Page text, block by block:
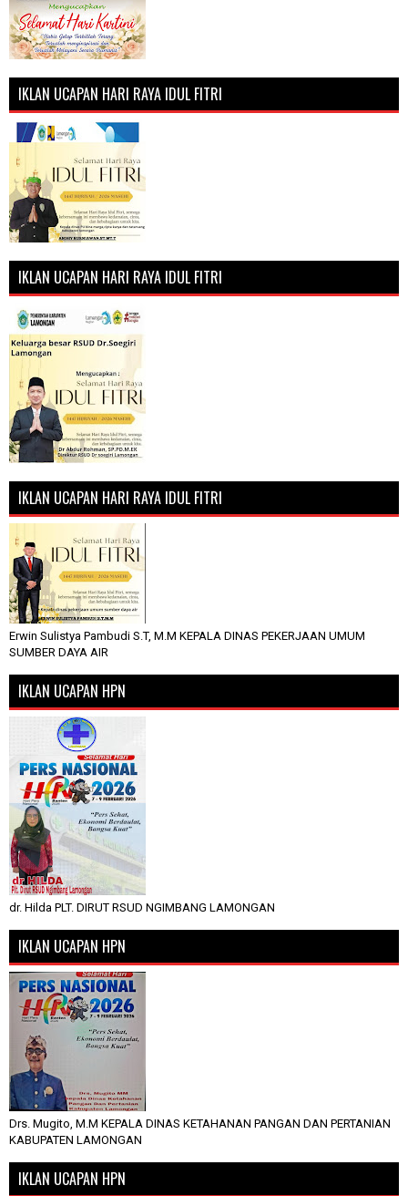
IKLAN UCAPAN HARI RAYA IDUL FITRI
IKLAN UCAPAN HARI RAYA IDUL FITRI
IKLAN UCAPAN HARI RAYA IDUL FITRI
Erwin Sulistya Pambudi S.T, M.M KEPALA DINAS PEKERJAAN UMUM
SUMBER DAYA AIR
IKLAN UCAPAN HPN
dr. Hilda PLT. DIRUT RSUD NGIMBANG LAMONGAN
IKLAN UCAPAN HPN
Drs. Mugito, M.M KEPALA DINAS KETAHANAN PANGAN DAN PERTANIAN
KABUPATEN LAMONGAN
IKLAN UCAPAN HPN